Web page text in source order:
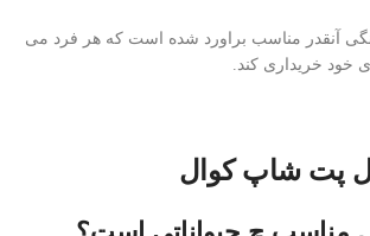
آنقدر مناسب براورد شده است که هر فرد می
خود خریداری کند.
پت شاپ کوال